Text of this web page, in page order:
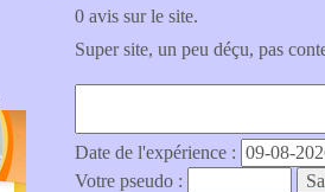
0 avis sur le site.
Super site, un peu déçu, pas
Date de l'expérience :
Votre pseudo :